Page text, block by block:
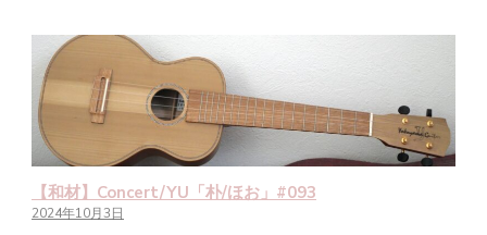
【和材】Concert/YU「朴/ほお」#093
2024年10月3日